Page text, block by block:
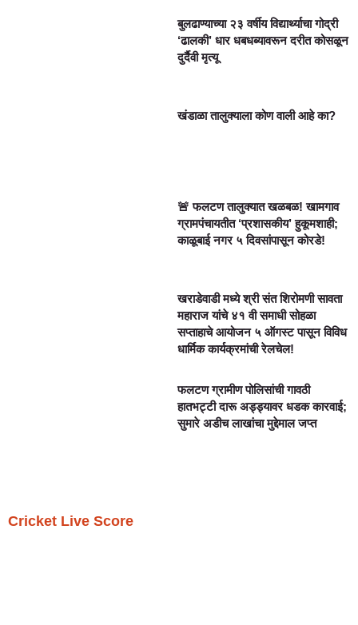
बुलढाण्याच्या २३ वर्षीय विद्यार्थ्याचा गोद्री
‘ढालकी’ धार धबधब्यावरून दरीत कोसळून
दुर्दैवी मृत्यू
खंडाळा तालुक्याला कोण वाली आहे का?
🚨 फलटण तालुक्यात खळबळ! खामगाव
ग्रामपंचायतीत ‘प्रशासकीय’ हुकूमशाही;
काळूबाई नगर ५ दिवसांपासून कोरडे!
खराडेवाडी मध्ये श्री संत शिरोमणी सावता
महाराज यांचे ४१ वी समाधी सोहळा
सप्ताहाचे आयोजन ५ ऑगस्ट पासून विविध
धार्मिक कार्यक्रमांची रेलचेल!
फलटण ग्रामीण पोलिसांची गावठी
हातभट्टी दारू अड्ड्यावर धडक कारवाई;
सुमारे अडीच लाखांचा मुद्देमाल जप्त
Cricket Live Score